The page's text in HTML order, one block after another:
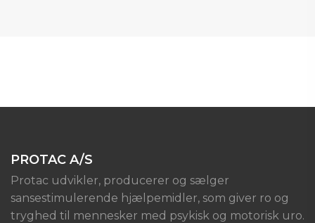
PROTAC A/S
Protac udvikler, producerer og sælger
sansestimulerende hjælpemidler, som giver ro og
tryghed til mennesker med psykisk og motorisk uro.